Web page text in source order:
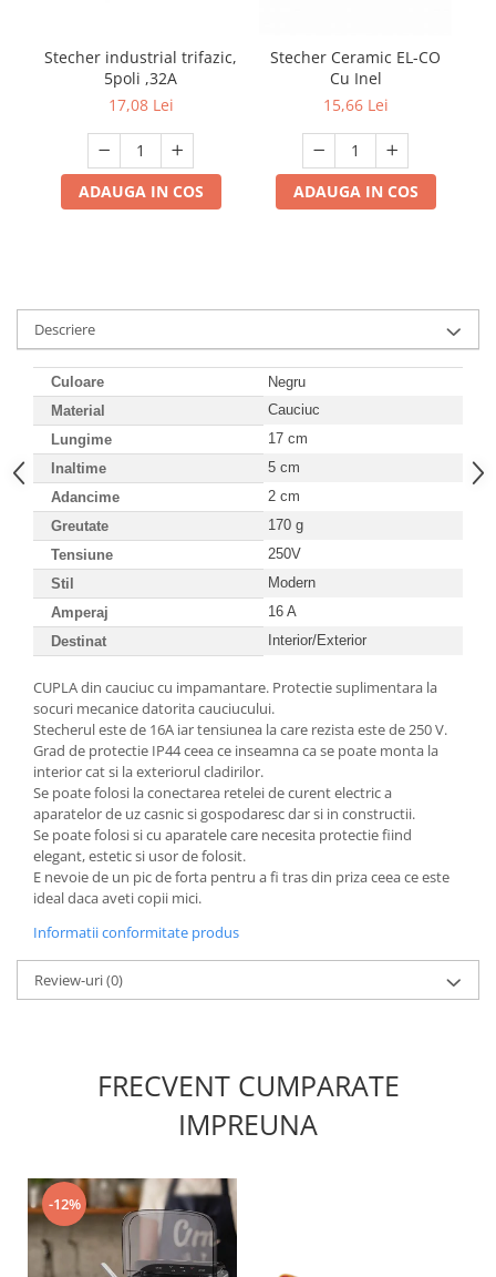
Doze
Dulii/Dulie adaptor
Electrocasnice de mici dimensiuni
Mufe,Accesorii TV
Multimetru Digital
Starter/Droser
Triplu Stecher
Întrerupătoare/Comutatoare
Ştechere/Stecher adaptor
Ţeavă PVC
Corpuri Led lineare
Feronerie
Butuc yala,Broaste usa,Lacat
Tablou si sigurante electrice
Scule / utile / sonerii/ rulete
Adezivi si benzi adezive
Chei , clesti , patenti
Cose / Coliere plastic
Pistoale de lipit si accesorii
Scule si unelte de
taiat,accesorii pentru gaurit si
insurubat
Ventilator
Accesorii camping
Masina de facut gheata
Promotii
Stecher industrial trifazic,
5poli ,32A
17,08 Lei
ADAUGA IN COS
Stecher Ceramic EL-CO
Cu Inel
15,66 Lei
ADAUGA IN COS
Descriere
Culoare
Negru
Material
Cauciuc
Lungime
17 cm
Inaltime
5 cm
Adancime
2 cm
Greutate
170 g
Tensiune
250V
Stil
Modern
Amperaj
16 A
Destinat
Interior/Exterior
CUPLA din cauciuc cu impamantare. Protectie suplimentara la
socuri mecanice datorita cauciucului.
Stecherul este de 16A iar tensiunea la care rezista este de 250 V.
Grad de protectie IP44 ceea ce inseamna ca se poate monta la
interior cat si la exteriorul cladirilor.
Se poate folosi la conectarea retelei de curent electric a
aparatelor de uz casnic si gospodaresc dar si in constructii.
Se poate folosi si cu aparatele care necesita protectie fiind
elegant, estetic si usor de folosit.
E nevoie de un pic de forta pentru a fi tras din priza ceea ce este
ideal daca aveti copii mici.
Informatii conformitate produs
Review-uri(0)
FRECVENT CUMPARATE
IMPREUNA
-12%